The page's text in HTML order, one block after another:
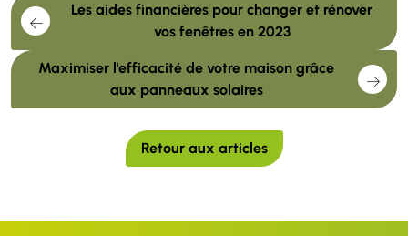
Les aides financières pour changer et rénover
vos fenêtres en 2023
Maximiser l'efficacité de votre maison grâce
aux panneaux solaires
Retour aux articles